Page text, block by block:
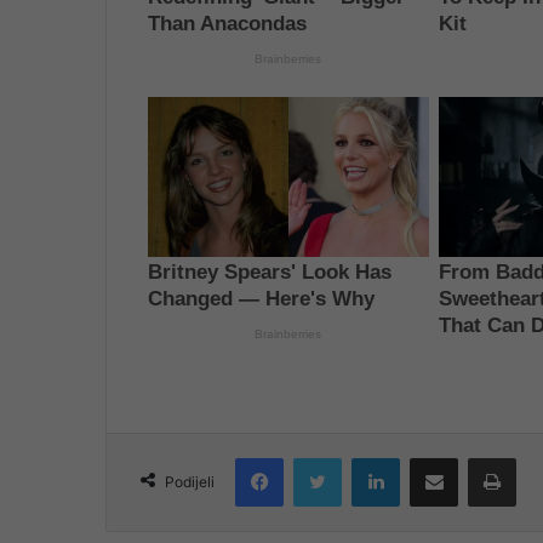
Podijeli
FacebookTwitter LinkedInShare via Email